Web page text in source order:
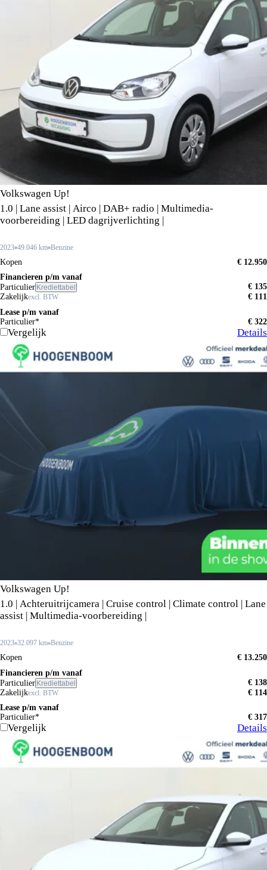
Volkswagen Up!
1.0 | Lane assist | Airco | DAB+ radio | Multimedia-
voorbereiding | LED dagrijverlichting |
2023 49.046 km Benzine
Kopen
€ 12.950
Financieren p/m vanaf
Particulier Krediettabel
€ 135
Zakelijkexcl. BTW
€ 111
Lease p/m vanaf
Particulier*
€ 322
Vergelijk Details
Volkswagen Up!
1.0 | Achteruitrijcamera | Cruise control | Climate control | Lane
assist | Multimedia-voorbereiding |
2023 32.097 km Benzine
Kopen
€ 13.250
Financieren p/m vanaf
Particulier Krediettabel
€ 138
Zakelijkexcl. BTW
€ 114
Lease p/m vanaf
Particulier*
€ 317
Vergelijk Details